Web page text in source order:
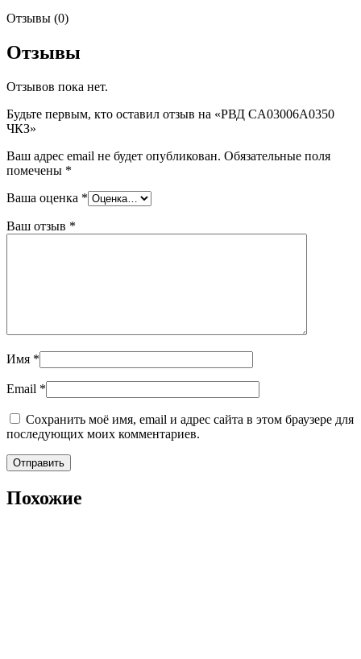
Отзывы (0)
Отзывы
Отзывов пока нет.
Будьте первым, кто оставил отзыв на «РВД CA03006A0350
ЧКЗ»
Ваш адрес email не будет опубликован. Обязательные поля
помечены *
Ваша оценка *
Ваш отзыв *
Имя *
Email *
Сохранить моё имя, email и адрес сайта в этом браузере для
последующих моих комментариев.
Похожие